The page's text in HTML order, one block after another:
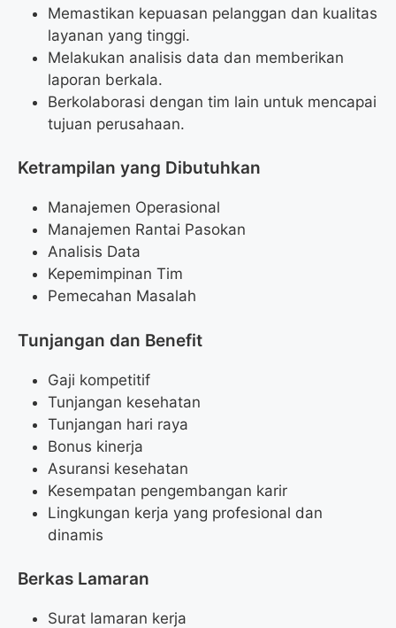
Memastikan kepuasan pelanggan dan kualitas
layanan yang tinggi.
Melakukan analisis data dan memberikan
laporan berkala.
Berkolaborasi dengan tim lain untuk mencapai
tujuan perusahaan.
Ketrampilan yang Dibutuhkan
Manajemen Operasional
Manajemen Rantai Pasokan
Analisis Data
Kepemimpinan Tim
Pemecahan Masalah
Tunjangan dan Benefit
Gaji kompetitif
Tunjangan kesehatan
Tunjangan hari raya
Bonus kinerja
Asuransi kesehatan
Kesempatan pengembangan karir
Lingkungan kerja yang profesional dan
dinamis
Berkas Lamaran
Surat lamaran kerja